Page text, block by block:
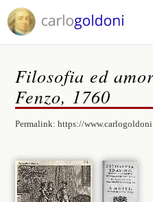
Filosofia ed
Fenzo, 1760
Permalink:https://